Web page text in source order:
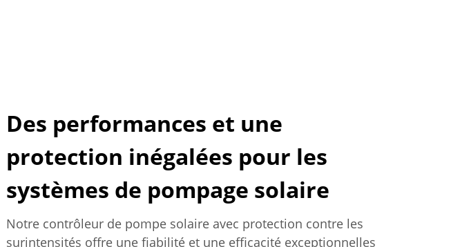
Des performances et une
protection inégalées pour les
systèmes de pompage solaire
Notre contrôleur de pompe solaire avec protection contre les
surintensités offre une fiabilité et une efficacité exceptionnelles